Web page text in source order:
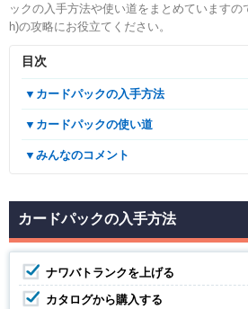
ックの入手方法や使い道をまとめています
h)の攻略にお役立てください。
目次
▼カードパックの入手方法
▼カードパックの使い道
▼みんなのコメント
カードパックの入手方法
ナワバトランクを上げる
カタログから購入する